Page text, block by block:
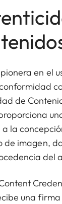
pionera en el
de
la
de imagen,
del
una